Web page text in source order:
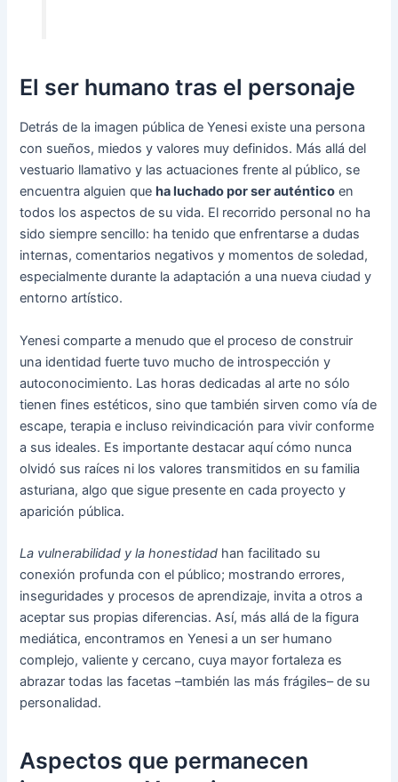
El ser humano tras el personaje
Detrás de la imagen pública de Yenesi existe una persona
con sueños, miedos y valores muy definidos. Más allá del
vestuario llamativo y las actuaciones frente al público, se
encuentra alguien queha luchado por ser auténtico en
todos los aspectos de su vida. El recorrido personal no ha
sido siempre sencillo: ha tenido que enfrentarse a dudas
internas, comentarios negativos y momentos de soledad,
especialmente durante la adaptación a una nueva ciudad y
entorno artístico.
Yenesi comparte a menudo que el proceso de construir
una identidad fuerte tuvo mucho de introspección y
autoconocimiento. Las horas dedicadas al arte no sólo
tienen fines estéticos, sino que también sirven como vía de
escape, terapia e incluso reivindicación para vivir conforme
a sus ideales. Es importante destacar aquí cómo nunca
olvidó sus raíces ni los valores transmitidos en su familia
asturiana, algo que sigue presente en cada proyecto y
aparición pública.
La vulnerabilidad y la honestidad han facilitado su
conexión profunda con el público; mostrando errores,
inseguridades y procesos de aprendizaje, invita a otros a
aceptar sus propias diferencias. Así, más allá de la figura
mediática, encontramos en Yenesi a un ser humano
complejo, valiente y cercano, cuya mayor fortaleza es
abrazar todas las facetas –también las más frágiles– de su
personalidad.
Aspectos que permanecen